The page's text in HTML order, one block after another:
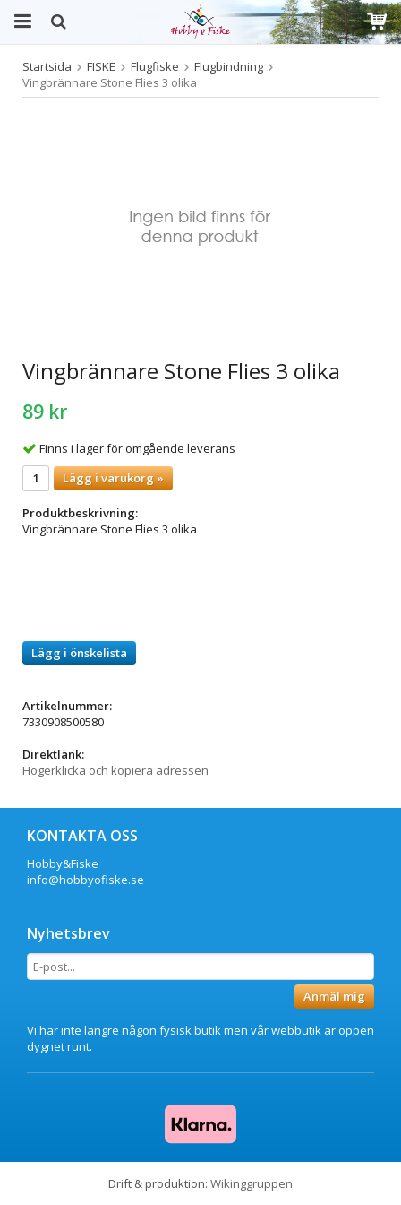
Produkten har blivit tillagd i varukorgen
Startsida FISKE Flugfiske
Flugbindning
Vingbrännare Stone Flies 3 olika
Vingbrännare Stone Flies 3 olika
89 kr
Finns i lager för omgående leverans
Lägg i varukorg »
Produktbeskrivning:
Vingbrännare Stone Flies 3 olika
Lägg i önskelista
Artikelnummer:
7330908500580
Direktlänk:
Högerklicka och kopiera adressen
KONTAKTA OSS
Hobby&Fiske
info@hobbyofiske.se
Nyhetsbrev
Anmäl mig
Vi har inte längre någon fysisk butik men vår webbutik är öppen
dygnet runt.
Drift & produktion: Wikinggruppen